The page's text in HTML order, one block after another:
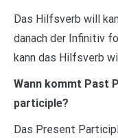
Das Hilfsverb will
danach der Infinitiv
kann das Hilfsverb
Wann kommt Past
participle?
Das Present